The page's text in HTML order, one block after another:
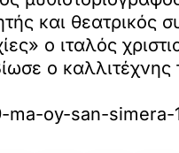
και
ο ιταλός
ο
oy-san-